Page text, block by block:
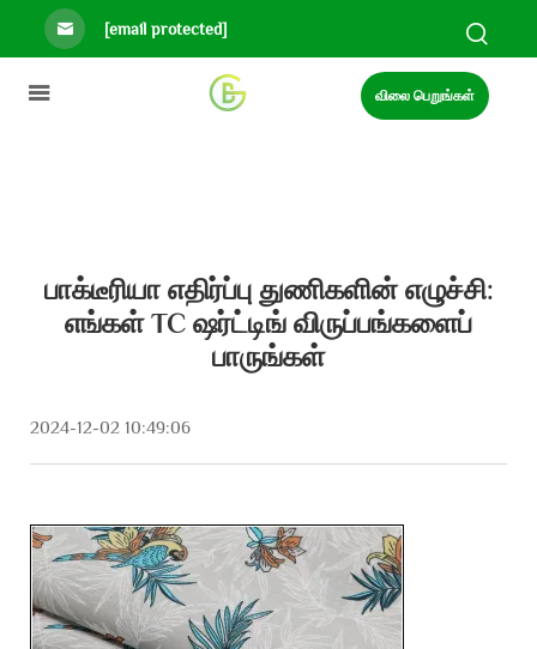
[email protected]
விலை பெறுங்கள்
பாக்டீரியா எதிர்ப்பு துணிகளின் எழுச்சி:
எங்கள் TC ஷர்ட்டிங் விருப்பங்களைப்
பாருங்கள்
2024-12-02 10:49:06